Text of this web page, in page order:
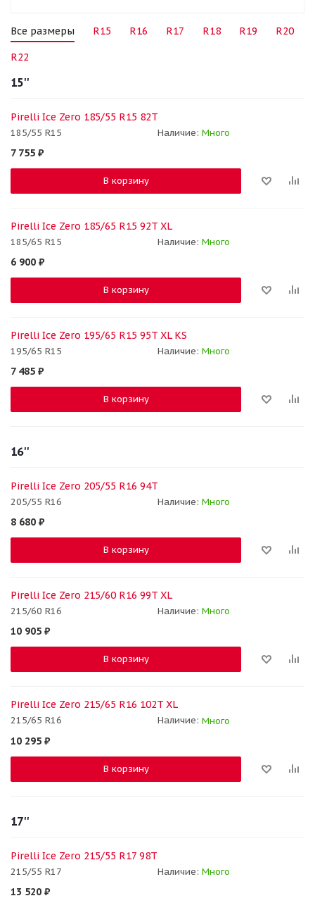
Все размеры R15 R16 R17 R18 R19 R20
R22
15''
Pirelli Ice Zero 185/55 R15 82T
185/55 R15 Наличие: Много
7 755 ₽
В корзину
Pirelli Ice Zero 185/65 R15 92T XL
185/65 R15 Наличие: Много
6 900 ₽
В корзину
Pirelli Ice Zero 195/65 R15 95T XL KS
195/65 R15 Наличие: Много
7 485 ₽
В корзину
16''
Pirelli Ice Zero 205/55 R16 94T
205/55 R16 Наличие: Много
8 680 ₽
В корзину
Pirelli Ice Zero 215/60 R16 99T XL
215/60 R16 Наличие: Много
10 905 ₽
В корзину
Pirelli Ice Zero 215/65 R16 102T XL
215/65 R16 Наличие: Много
10 295 ₽
В корзину
17''
Pirelli Ice Zero 215/55 R17 98T
215/55 R17 Наличие: Много
13 520 ₽